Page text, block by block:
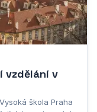
vzdělání v
škola Praha